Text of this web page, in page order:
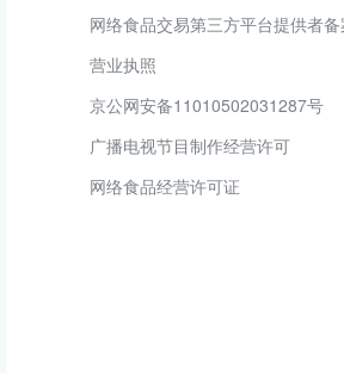
网络食品交易第三方平台提供者
营业执照
京公网安备11010502031287号
广播电视节目制作经营许可
网络食品经营许可证